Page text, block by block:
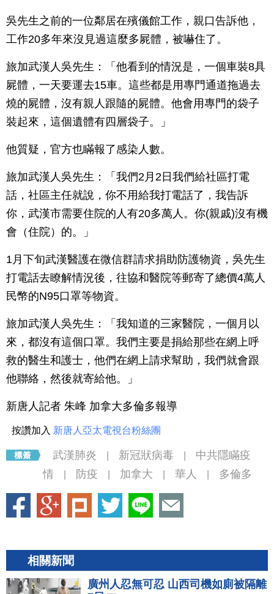
吳先生之前的一位鄰居在殯儀館工作，親口告訴他，
工作20多年來沒見過這麼多屍體，被嚇住了。
旅加武漢人吳先生：「他看到的情況是，一個車裝8具
屍體，一天要運去15車。這些都是用專門通道拖過去
燒的屍體，沒有親人跟隨的屍體。他會用專門的袋子
裝起來，這個遺體有四層袋子。」
他質疑，官方也瞞報了感染人數。
旅加武漢人吳先生：「我們2月2日我們給社區打電
話，社區主任就說，你不用給我打電話了，我告訴
你，武漢市需要住院的人有20多萬人。你(親戚)沒有機
會（住院）的。」
1月下旬武漢醫護在微信群請求捐助防護物資，吳先生
打電話去瞭解情況後，往協和醫院等郵寄了總價4萬人
民幣的N95口罩等物資。
旅加武漢人吳先生：「我知道的三家醫院，一個月以
來，都沒有這個口罩。我們主要是捐給那些在網上呼
救的醫生和護士，他們在網上請求幫助，我們就會跟
他聯絡，然後就寄給他。」
新唐人記者 朱峰 加拿大多倫多報導
按讚加入 新唐人亞太電視台粉絲團
武漢肺炎 新冠狀病毒
中共隱瞞疫
情
防疫 加拿大 華人 多倫多
相關新聞
廣州人忍無可忍 山西司機如廁被隔離